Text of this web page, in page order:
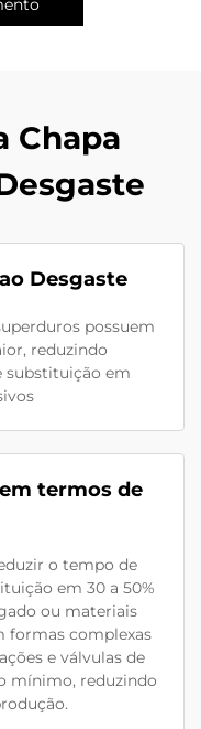
Chapa
Desgaste
possuem
reduzindo
substituição em
termos de
o tempo de
em 30 a 50%
ou materiais
formas complexas
e válvulas de
mínimo, reduzindo